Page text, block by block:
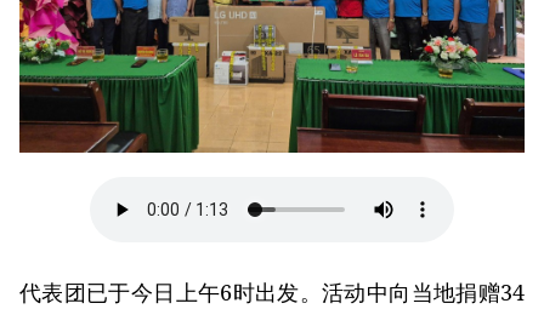
代表团已于今日上午6时出发。活动中向当地捐赠34